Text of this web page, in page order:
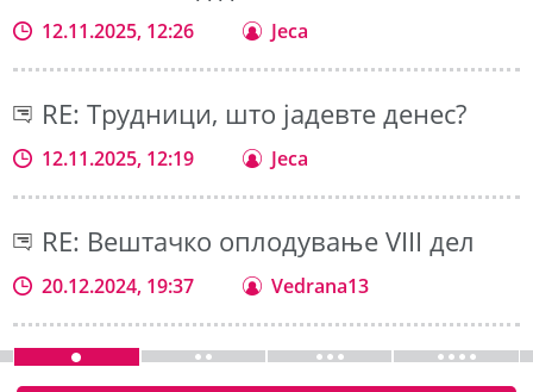
12.11.2025, 12:26 Jeca
RE: Трудници, што јадевте денес?
12.11.2025, 12:19 Jeca
RE: Вештачко оплодување VIII дел
20.12.2024, 19:37 Vedrana13